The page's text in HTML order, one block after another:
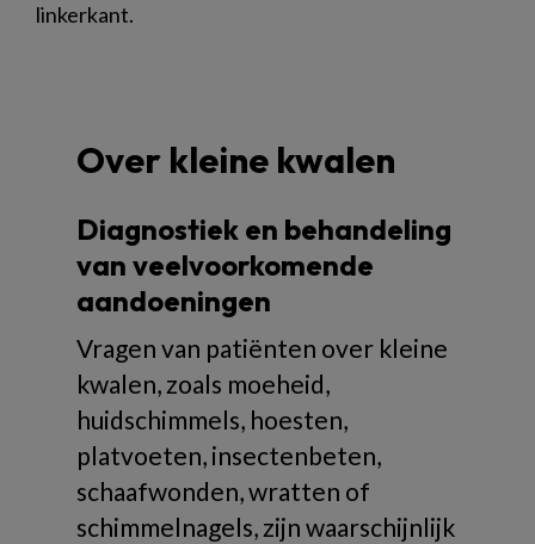
linkerkant.
Over kleine kwalen
Diagnostiek en behandeling
van veelvoorkomende
aandoeningen
Vragen van patiënten over kleine
kwalen, zoals moeheid,
huidschimmels, hoesten,
platvoeten, insectenbeten,
schaafwonden, wratten of
schimmelnagels, zijn waarschijnlijk